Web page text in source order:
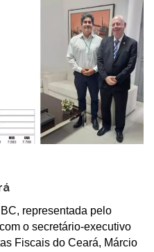
representada pelo
o secretário-executivo
Fiscais do Ceará, Márcio